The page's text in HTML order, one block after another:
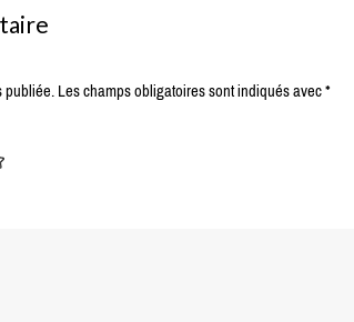
publiée.Les champs obligatoires sont indiqués avec*